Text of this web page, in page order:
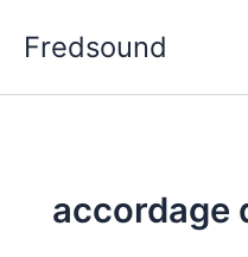
Fredsound
accordage